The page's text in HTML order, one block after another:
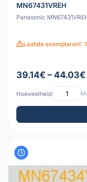
MN67431VREH
Panasonic
Laatste exemplaren!: 1
39.14€ – 44.03€
Hoeveelheid: